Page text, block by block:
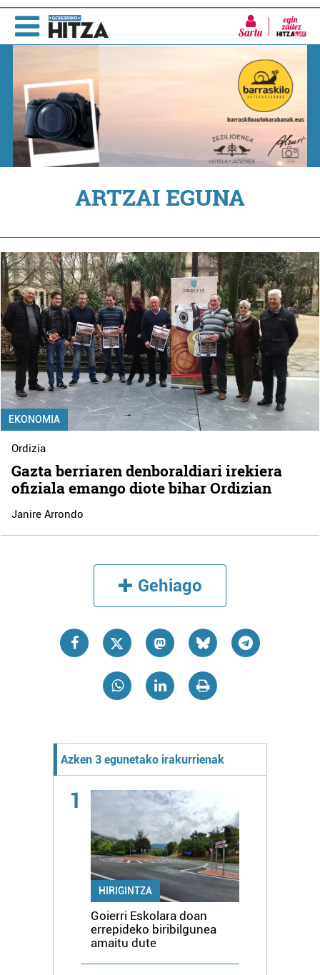
Sartu
ARTZAI EGUNA
EKONOMIA
Ordizia
Gazta berriaren denboraldiari irekiera
ofiziala emango diote bihar Ordizian
Janire Arrondo
Gehiago
Azken 3 egunetako irakurrienak
1
HIRIGINTZA
Goierri Eskolara doan
errepideko biribilgunea
amaitu dute